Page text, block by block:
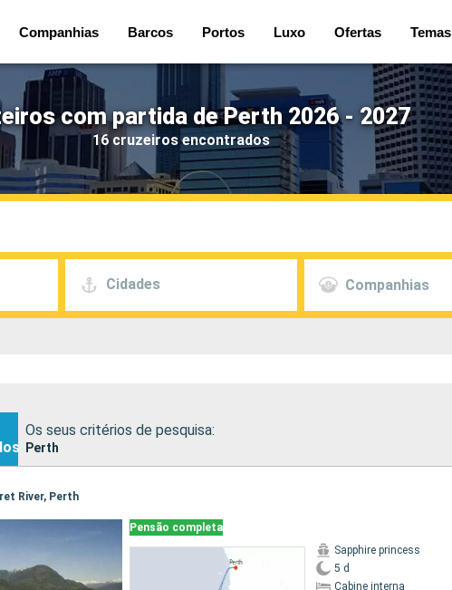
Companhias Barcos Portos Luxo Ofertas Temas
com partida de Perth 2026 - 2027
16 cruzeiros encontrados
Cidades Companhias
Os seus critérios de pesquisa:
Perth
River, Perth
Pensão completa
Sapphire princess
5 d
Cabine interna